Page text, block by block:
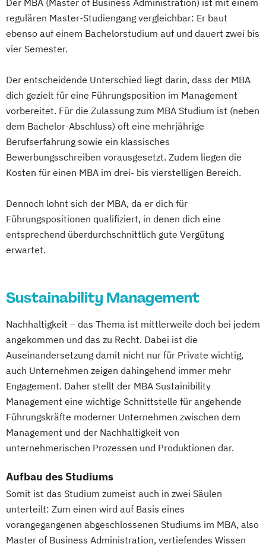
regulären Master-Studiengang vergleichbar: Er baut
ebenso auf einem Bachelorstudium auf und dauert zwei bis
vier Semester.
Der entscheidende Unterschied liegt darin, dass der MBA
dich gezielt für eine Führungsposition im Management
vorbereitet. Für die Zulassung zum MBA Studium ist (neben
dem Bachelor-Abschluss) oft eine mehrjährige
Berufserfahrung sowie ein klassisches
Bewerbungsschreiben vorausgesetzt. Zudem liegen die
Kosten für einen MBA im drei- bis vierstelligen Bereich.
Dennoch lohnt sich der MBA, da er dich für
Führungspositionen qualifiziert, in denen dich eine
entsprechend überdurchschnittlich gute Vergütung
erwartet.
Sustainability Management
Nachhaltigkeit – das Thema ist mittlerweile doch bei jedem
angekommen und das zu Recht. Dabei ist die
Auseinandersetzung damit nicht nur für Private wichtig,
auch Unternehmen zeigen dahingehend immer mehr
Engagement. Daher stellt der MBA Sustainibility
Management eine wichtige Schnittstelle für angehende
Führungskräfte moderner Unternehmen zwischen dem
Management und der Nachhaltigkeit von
unternehmerischen Prozessen und Produktionen dar.
Aufbau des Studiums
Somit ist das Studium zumeist auch in zwei Säulen
unterteilt: Zum einen wird auf Basis eines
vorangegangenen abgeschlossenen Studiums im MBA, also
Master of Business Administration, vertiefendes Wissen